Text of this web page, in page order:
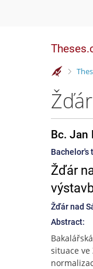
>
Bc. Jan
Bachelor's
Žďár
Žďár nad
Abstract:
situace ve